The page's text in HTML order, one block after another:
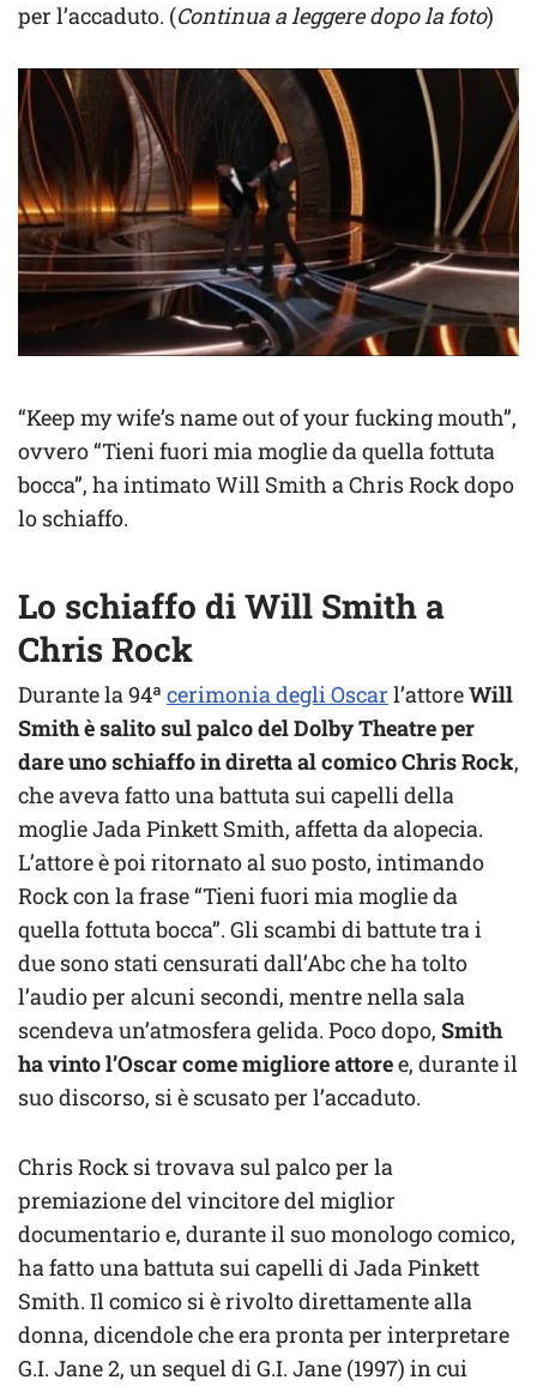
per l’accaduto. (Continua a leggere dopo la foto)
“Keep my wife’s name out of your fucking mouth”,
ovvero “Tieni fuori mia moglie da quella fottuta
bocca”, ha intimato Will Smith a Chris Rock dopo
lo schiaffo.
Lo schiaffo di Will Smith a
Chris Rock
Durante la 94ª cerimonia degli Oscar l’attoreWill
Smith è salito sul palco del Dolby Theatre per
dare uno schiaffo in diretta al comico Chris Rock,
che aveva fatto una battuta sui capelli della
moglie Jada Pinkett Smith, affetta da alopecia.
L’attore è poi ritornato al suo posto, intimando
Rock con la frase “Tieni fuori mia moglie da
quella fottuta bocca”. Gli scambi di battute tra i
due sono stati censurati dall’Abc che ha tolto
l’audio per alcuni secondi, mentre nella sala
scendeva un’atmosfera gelida. Poco dopo, Smith
ha vinto l’Oscar come migliore attoree, durante il
suo discorso, si è scusato per l’accaduto.
Chris Rock si trovava sul palco per la
premiazione del vincitore del miglior
documentario e, durante il suo monologo comico,
ha fatto una battuta sui capelli di Jada Pinkett
Smith. Il comico si è rivolto direttamente alla
donna, dicendole che era pronta per interpretare
G.I. Jane 2, un sequel di G.I. Jane (1997) in cui